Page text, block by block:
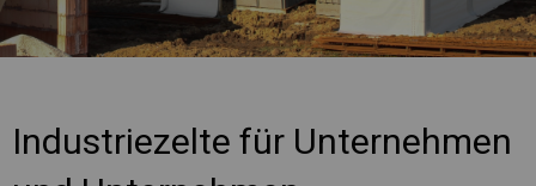
Industriezelte für Unternehmen